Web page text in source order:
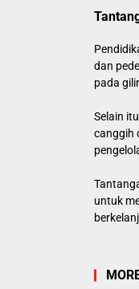
dan
pada
Selain
canggih
untuk